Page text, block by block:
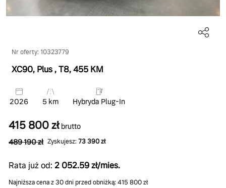
Nr oferty: 10323779
XC90, Plus, T8, 455 KM
2026 5 km Hybryda Plug-In
415 800 zł brutto
489 190 zł Zyskujesz:73 390 zł
Rata już od:2 052.59 zł/mies.
Najniższa cena z 30 dni przed obniżką: 415 800 zł